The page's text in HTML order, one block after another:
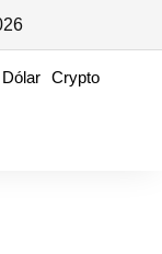
Dólar Crypto